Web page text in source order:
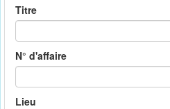
Titre
N° d'affaire
Lieu